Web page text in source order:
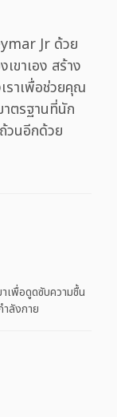
Jr ด้วย
ขาเอง สร้าง
ราเพื่อช่วยคุณ
ตรฐานที่นัก
วนอีกด้วย
เพื่อดูดซับความชื้น
ลังกาย